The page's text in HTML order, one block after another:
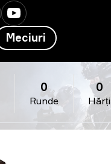
Meciuri
Runde
0
Hărți
0